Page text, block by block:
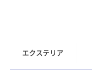
エクステリア